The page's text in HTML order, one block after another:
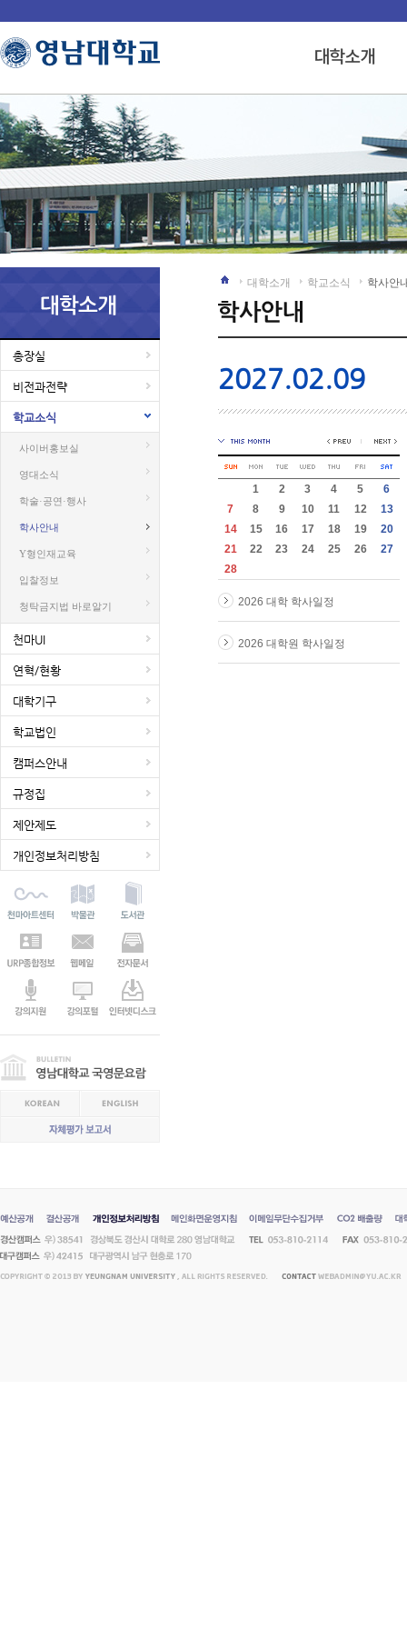
총장실
비전과전략
학교소식
사이버홍보실
영대소식
학술·공연·행사
학사안내
Y형인재교육
입찰정보
청탁금지법 바로알기
천마UI
연혁/현황
대학기구
학교법인
캠퍼스안내
규정집
제안제도
개인정보처리방침
대학소개 학교소식 학사안
2027.02.09
1 2 3 4 5
6
7
8 9 10 11 12
13
14
15 16 17 18 19
20
21
22 23 24 25 26
27
28
2026 대학 학사일정
2026 대학원 학사일정